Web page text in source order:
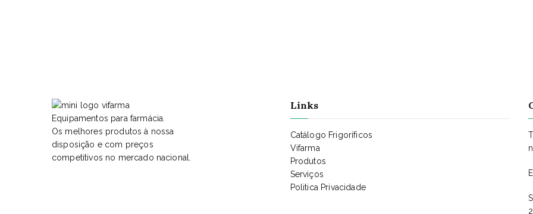
Equipamentos para farmácia.
Os melhores produtos à nossa
disposição e com preços
competitivos no mercado nacional.
Links
Catálogo Frigoríficos
Vifarma
Produtos
Serviços
Politica Privacidade